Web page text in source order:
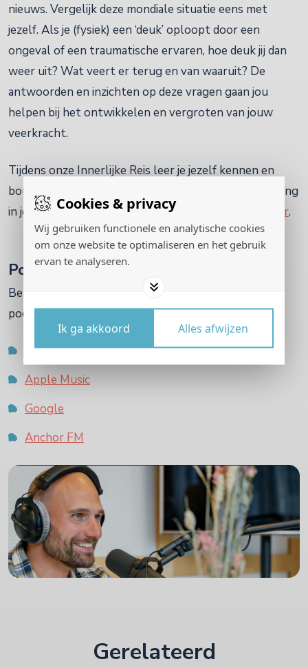
Cookies & privacy
Wij gebruiken functionele en analytische cookies
om onze website te optimaliseren en het gebruik
ervan te analyseren.
Ik ga akkoord Alles afwijzen
nieuws. Vergelijk deze mondiale situatie eens met
jezelf. Als je (fysiek) een ‘deuk’ oploopt door een
ongeval of een traumatische ervaren, hoe deuk jij dan
weer uit? Wat veert er terug en van waaruit? De
antwoorden en inzichten op deze vragen gaan jou
helpen bij het ontwikkelen en vergroten van jouw
veerkracht.
Tijdens onze Innerlijke Reis leer je jezelf kennen en
bouw aan je veerkracht voor meer balans en verbinding
in je leven. Meer informatie over dit traject lees je
hier.
Podcast Op zoek naar veerkracht
Benieuwd naar de rest van het gesprek? Luister de
podcastaflevering met Teun Busser hier:
Spotify
Apple Music
Google
Anchor FM
Gerelateerd